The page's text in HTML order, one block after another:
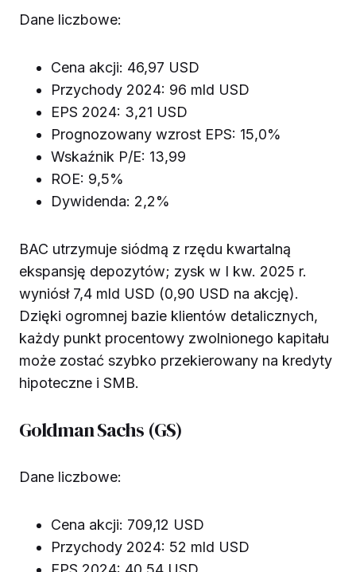
Dane liczbowe:
Cena akcji: 46,97 USD
Przychody 2024: 96 mld USD
EPS 2024: 3,21 USD
Prognozowany wzrost EPS: 15,0%
Wskaźnik P/E: 13,99
ROE: 9,5%
Dywidenda: 2,2%
BAC utrzymuje siódmą z rzędu kwartalną
ekspansję depozytów; zysk w I kw. 2025 r.
wyniósł 7,4 mld USD (0,90 USD na akcję).
Dzięki ogromnej bazie klientów detalicznych,
każdy punkt procentowy zwolnionego kapitału
może zostać szybko przekierowany na kredyty
hipoteczne i SMB.
Goldman Sachs (GS)
Dane liczbowe:
Cena akcji: 709,12 USD
Przychody 2024: 52 mld USD